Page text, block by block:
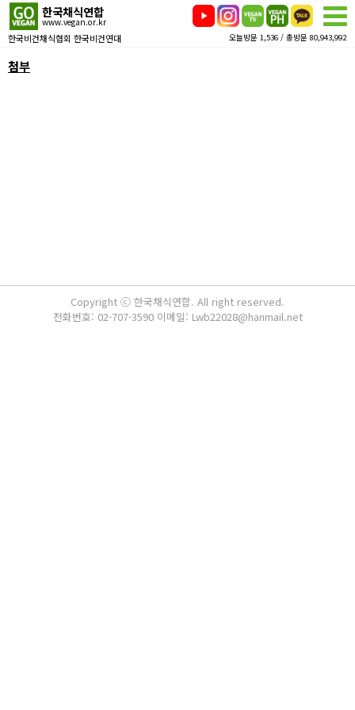
한국채식연합
www.vegan.or.kr
한국비건채식협회 한국비건연대 오늘방문 1,536 / 총방문 80,943,992
첨부
Copyright ⓒ 한국채식연합. All right reserved.
전화번호: 02-707-3590 이메일: Lwb22028@hanmail.net